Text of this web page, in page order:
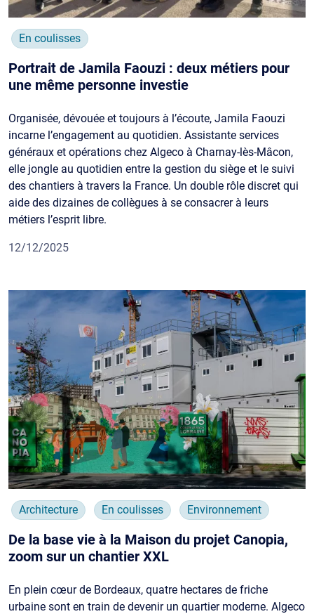
En coulisses
Portrait de Jamila Faouzi : deux métiers pour
une même personne investie
Organisée, dévouée et toujours à l’écoute, Jamila Faouzi
incarne l’engagement au quotidien. Assistante services
généraux et opérations chez Algeco à Charnay-lès-Mâcon,
elle jongle au quotidien entre la gestion du siège et le suivi
des chantiers à travers la France. Un double rôle discret qui
aide des dizaines de collègues à se consacrer à leurs
métiers l’esprit libre.
12/12/2025
Architecture En coulisses Environnement
De la base vie à la Maison du projet Canopia,
zoom sur un chantier XXL
En plein cœur de Bordeaux, quatre hectares de friche
urbaine sont en train de devenir un quartier moderne. Algeco